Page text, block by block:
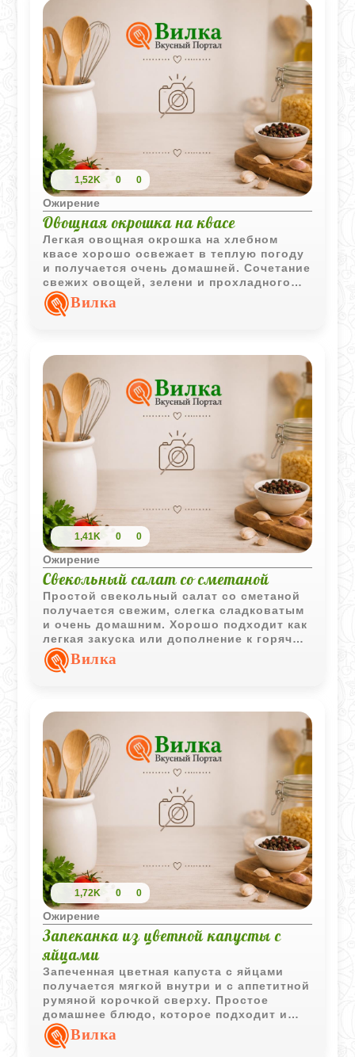
1,52K 0 0
Ожирение
Овощная окрошка на квасе
Легкая овощная окрошка на хлебном
квасе хорошо освежает в теплую погоду
и получается очень домашней. Сочетание
свежих овощей, зелени и прохладного
кваса делает блюдо насыщенным и
одновременно легким.
Вилка
1,41K 0 0
Ожирение
Свекольный салат со сметаной
Простой свекольный салат со сметаной
получается свежим, слегка сладковатым
и очень домашним. Хорошо подходит как
легкая закуска или дополнение к горячим
блюдам.Вилка
1,72K 0 0
Ожирение
Запеканка из цветной капусты с
яйцами
Запеченная цветная капуста с яйцами
получается мягкой внутри и с аппетитной
румяной корочкой сверху. Простое
домашнее блюдо, которое подходит и
для легкого ужина, и для горячего
гарнира.
Вилка